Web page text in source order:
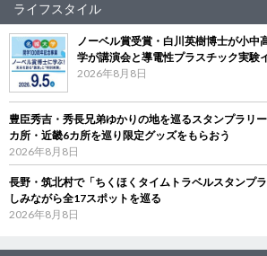
ライフスタイル
ノーベル賞受賞・白川英樹博士が小
学が講演会と導電性プラスチック実験
2026年8月8日
豊臣秀吉・秀長兄弟ゆかりの地を巡るスタンプラリ
カ所・近畿6カ所を巡り限定グッズをもらおう
2026年8月8日
長野・筑北村で「ちくほくタイムトラベルスタンプ
しみながら全17スポットを巡る
2026年8月8日